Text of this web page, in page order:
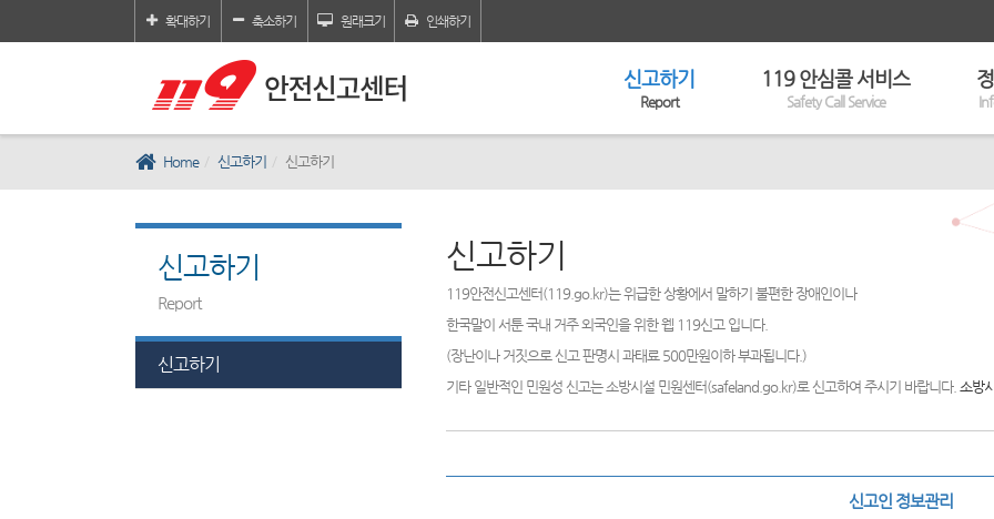
확대하기 축소하기 원래크기 인쇄하기
신고하기
Report
119 안심콜 서비스
Safety Call Service
Home 신고하기 신고하기
신고하기
Report
신고하기
신고하기
119안전신고센터(119.go.kr)는 위급한 상황에서 말하기 불편한 장애인이나
한국말이 서툰 국내 거주 외국인을 위한 웹 119신고 입니다.
(장난이나 거짓으로 신고 판명시 과태료 500만원이하 부과됩니다.)
기타 일반적인 민원성 신고는 소방시설 민원센터(safeland.go.kr)로 신고하여 주시기 바랍니다. 소방
신고인 정보관리